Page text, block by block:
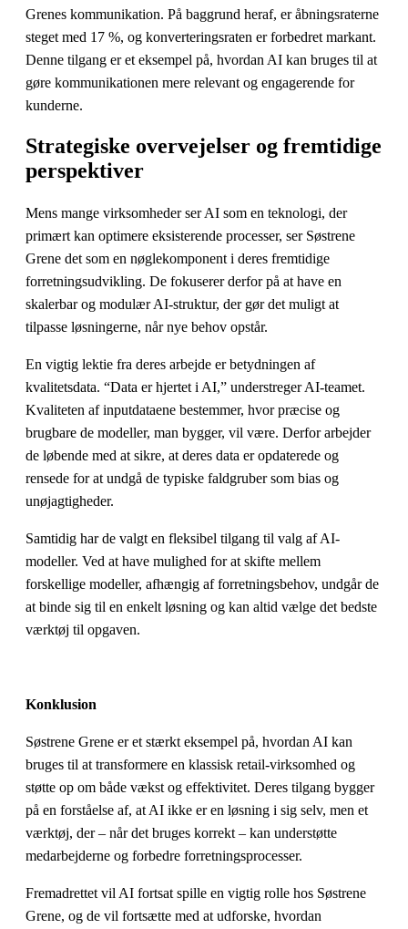
Grenes kommunikation. På baggrund heraf, er åbningsraterne
steget med 17 %, og konverteringsraten er forbedret markant.
Denne tilgang er et eksempel på, hvordan AI kan bruges til at
gøre kommunikationen mere relevant og engagerende for
kunderne.
Strategiske overvejelser og fremtidige
perspektiver
Mens mange virksomheder ser AI som en teknologi, der
primært kan optimere eksisterende processer, ser Søstrene
Grene det som en nøglekomponent i deres fremtidige
forretningsudvikling. De fokuserer derfor på at have en
skalerbar og modulær AI-struktur, der gør det muligt at
tilpasse løsningerne, når nye behov opstår.
En vigtig lektie fra deres arbejde er betydningen af
kvalitetsdata. “Data er hjertet i AI,” understreger AI-teamet.
Kvaliteten af inputdataene bestemmer, hvor præcise og
brugbare de modeller, man bygger, vil være. Derfor arbejder
de løbende med at sikre, at deres data er opdaterede og
rensede for at undgå de typiske faldgruber som bias og
unøjagtigheder.
Samtidig har de valgt en fleksibel tilgang til valg af AI-
modeller. Ved at have mulighed for at skifte mellem
forskellige modeller, afhængig af forretningsbehov, undgår de
at binde sig til en enkelt løsning og kan altid vælge det bedste
værktøj til opgaven.
Konklusion
Søstrene Grene er et stærkt eksempel på, hvordan AI kan
bruges til at transformere en klassisk retail-virksomhed og
støtte op om både vækst og effektivitet. Deres tilgang bygger
på en forståelse af, at AI ikke er en løsning i sig selv, men et
værktøj, der – når det bruges korrekt – kan understøtte
medarbejderne og forbedre forretningsprocesser.
Fremadrettet vil AI fortsat spille en vigtig rolle hos Søstrene
Grene, og de vil fortsætte med at udforske, hvordan